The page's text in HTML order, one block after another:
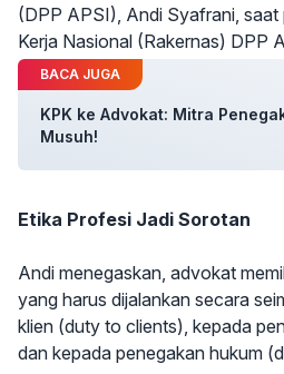
(DPP APSI), Andi Syafrani, saat
Kerja Nasional (Rakernas) DPP
BACA JUGA
KPK ke Advokat: Mitra
Musuh!
Etika Profesi Jadi Sorotan
Andi menegaskan, advokat
yang harus dijalankan secara
klien (duty to clients), kepada
dan kepada penegakan hukum